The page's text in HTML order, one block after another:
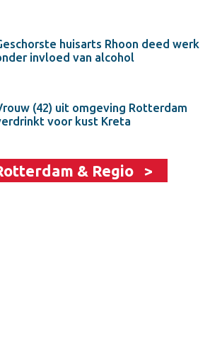
huisarts Rhoon deed werk
invloed van alcohol
(42) uit omgeving Rotterdam
voor kust Kreta
& Regio >